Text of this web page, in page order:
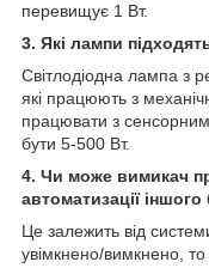
перевищує 1 Вт.
3. Які лампи
Світлодіодна лампа з
які працюють з
працювати з
бути 5-500 Вт.
4. Чи може вимикач
автоматизації
Це залежить від
увімкнено/вимкнено,